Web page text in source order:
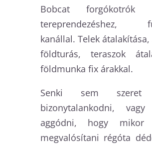
Bobcat forgókotrók
tereprendezéshez,
kanállal. Telek átalakítása,
földturás, teraszok
földmunka fix árakkal.
Senki sem szeret
bizonytalankodni,
aggódni, hogy mikor
megvalósítani régóta